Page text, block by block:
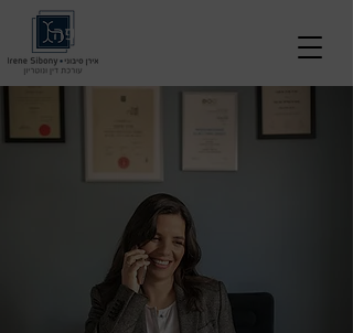
לא למחוק תפריט!!! זה מותאם לשפה
אנגלית גם